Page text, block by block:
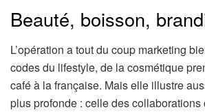
Beauté, boisson,
L’opération a tout du coup marketing
codes du lifestyle, de la cosmétique
café à la française. Mais elle illustre
plus profonde : celle des collaborations